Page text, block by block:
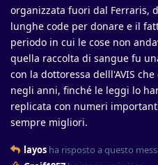
organizzata fuori dal Ferraris,
lunghe code per donare e il
periodo in cui le cose non
quella raccolta di sangue fu
con la dottoressa delll'AVIS
negli anni, finché le leggi lo
replicata con numeri
sempre migliori.
layos ha risposto a questo